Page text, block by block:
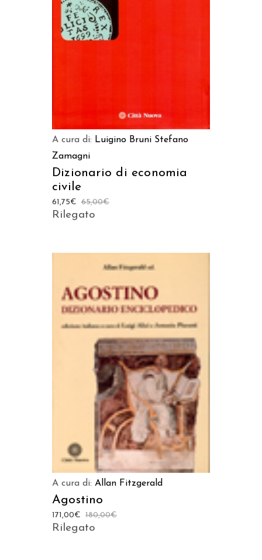
AGGIUNGI AL CARRELLO
A cura di: Luigino Bruni Stefano
Zamagni
Dizionario di economia
civile
65,00€
61,75€
Rilegato
AGGIUNGI AL CARRELLO
A cura di: Allan Fitzgerald
Agostino
180,00€
171,00€
Rilegato